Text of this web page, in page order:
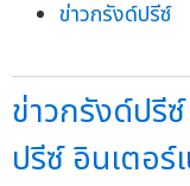
ข่าวกรังด์ปรีซ์
ข่าวกรังด์ปรี
ปรีซ์ อินเตอร์